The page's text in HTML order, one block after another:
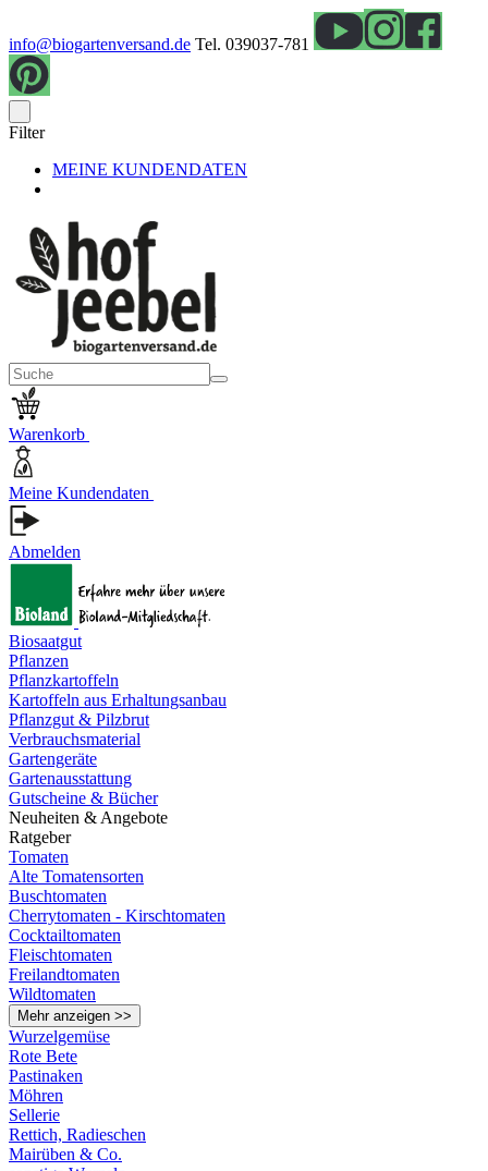
info@biogartenversand.de Tel. 039037-781
Filter
MEINE KUNDENDATEN
Warenkorb
Meine Kundendaten
Abmelden
Biosaatgut
Pflanzen
Pflanzkartoffeln
Kartoffeln aus Erhaltungsanbau
Pflanzgut & Pilzbrut
Verbrauchsmaterial
Gartengeräte
Gartenausstattung
Gutscheine & Bücher
Neuheiten & Angebote
Ratgeber
Tomaten
Alte Tomatensorten
Buschtomaten
Cherrytomaten - Kirschtomaten
Cocktailtomaten
Fleischtomaten
Freilandtomaten
Wildtomaten
Mehr anzeigen >>
Wurzelgemüse
Rote Bete
Pastinaken
Möhren
Sellerie
Rettich, Radieschen
Mairüben & Co.